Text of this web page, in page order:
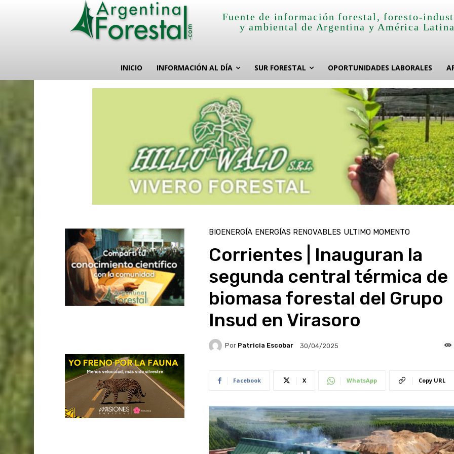
Fuente de información forestal, foresto-
y ambiental de Argentina y América
INICIO INFORMACIÓN AL DÍA SUR FORESTAL OPORTUNIDADES LABORALES
BIOENERGÍA ENERGÍAS RENOVABLES ULTIMO MOMENTO
Corrientes | Inauguran la
segunda central térmica de
biomasa forestal del Grupo
Insud en Virasoro
Por Patricia Escobar 30/04/2025
Facebook X WhatsApp Copy URL